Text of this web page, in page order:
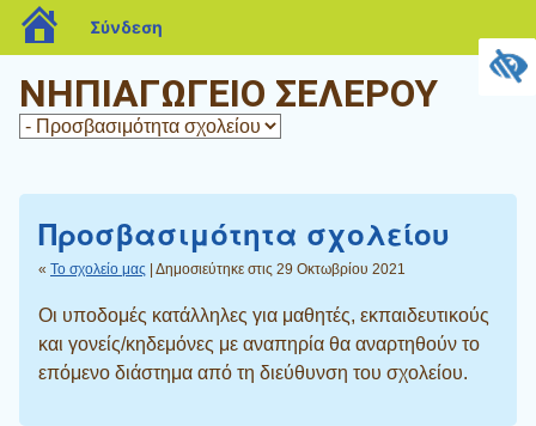
ΝΗΠΙΑΓΩΓΕΙΟ ΣΕΛΕΡΟΥ
Προσβασιμότητα σχολείου
« Το σχολείο μας | Δημοσιεύτηκε στις 29 Οκτωβρίου 2021
Οι υποδομές κατάλληλες για μαθητές, εκπαιδευτικούς
και γονείς/κηδεμόνες με αναπηρία θα αναρτηθούν το
επόμενο διάστημα από τη διεύθυνση του σχολείου.
blogs.sch.gr
Σύνδεση